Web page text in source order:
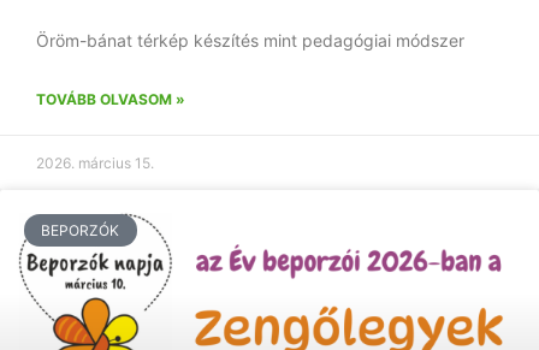
Öröm-bánat térkép készítés mint pedagógiai módszer
TOVÁBB OLVASOM »
2026. március 15.
BEPORZÓK